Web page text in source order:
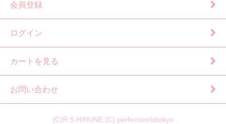
会員登録
ログイン
カートを見る
お問い合わせ
(C)R.S.H/RUNE (C) perfectworldtokyo